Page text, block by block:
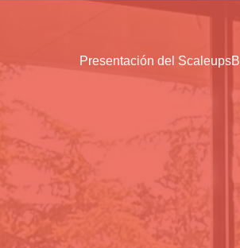
Presentación del